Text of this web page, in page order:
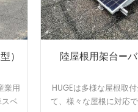
）
業用
ベ
陸屋根用架台—
HUGEは多様な屋根取
て、様々な屋根に対応